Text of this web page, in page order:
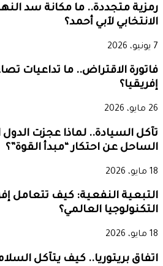
رمزية متجددة.. ما مكانة سد
الانتخابي لآبي أحمد؟
7 يونيو، 2026
فاتورة الاقتراض.. ما تداعيات
إفريقيا؟
26 مايو، 2026
تآكل السيادة.. لماذا عجزت
الساحل عن احتكار “مبدأ القوة”؟
18 مايو، 2026
التبعية النفعية: كيف تتعامل
التكنولوجيا العالمي؟
18 مايو، 2026
اتفاق بريتوريا.. كيف يتآكل